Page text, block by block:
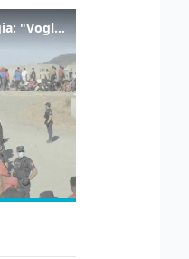
I migranti a Ceuta dormono sulla spiaggia: "Vogliamo entrare in Europa"